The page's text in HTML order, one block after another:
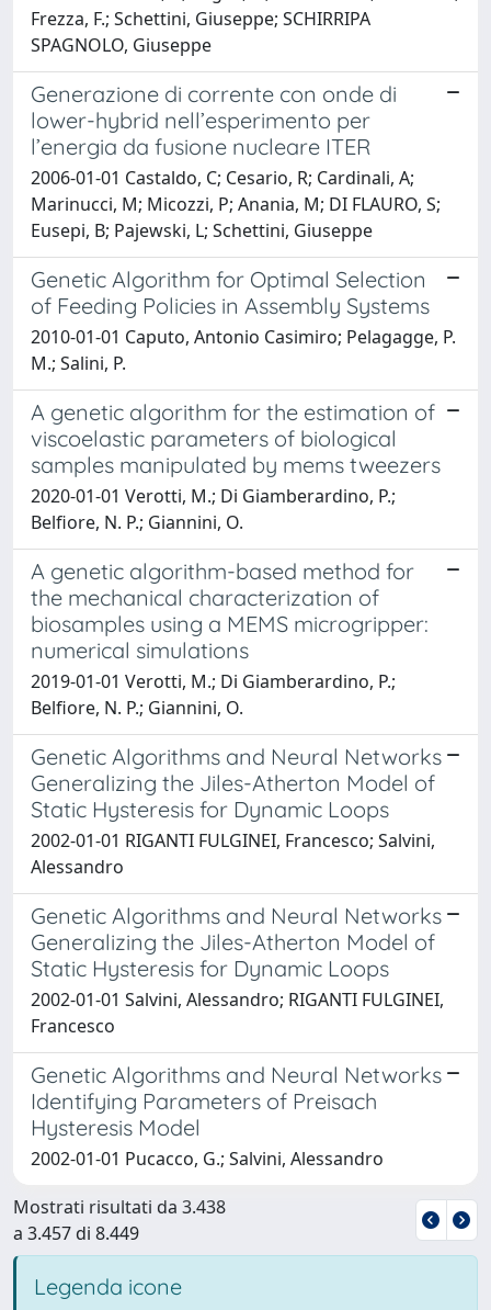
Frezza, F.; Schettini, Giuseppe; SCHIRRIPA
SPAGNOLO, Giuseppe
Generazione di corrente con onde di
lower-hybrid nell’esperimento per
l’energia da fusione nucleare ITER
2006-01-01 Castaldo, C; Cesario, R; Cardinali, A;
Marinucci, M; Micozzi, P; Anania, M; DI FLAURO, S;
Eusepi, B; Pajewski, L; Schettini, Giuseppe
Genetic Algorithm for Optimal Selection
of Feeding Policies in Assembly Systems
2010-01-01 Caputo, Antonio Casimiro; Pelagagge, P.
M.; Salini, P.
A genetic algorithm for the estimation of
viscoelastic parameters of biological
samples manipulated by mems tweezers
2020-01-01 Verotti, M.; Di Giamberardino, P.;
Belfiore, N. P.; Giannini, O.
A genetic algorithm-based method for
the mechanical characterization of
biosamples using a MEMS microgripper:
numerical simulations
2019-01-01 Verotti, M.; Di Giamberardino, P.;
Belfiore, N. P.; Giannini, O.
Genetic Algorithms and Neural Networks
Generalizing the Jiles-Atherton Model of
Static Hysteresis for Dynamic Loops
2002-01-01 RIGANTI FULGINEI, Francesco; Salvini,
Alessandro
Genetic Algorithms and Neural Networks
Generalizing the Jiles-Atherton Model of
Static Hysteresis for Dynamic Loops
2002-01-01 Salvini, Alessandro; RIGANTI FULGINEI,
Francesco
Genetic Algorithms and Neural Networks
Identifying Parameters of Preisach
Hysteresis Model
2002-01-01 Pucacco, G.; Salvini, Alessandro
Mostrati risultati da 3.438
a 3.457 di 8.449
Legenda icone